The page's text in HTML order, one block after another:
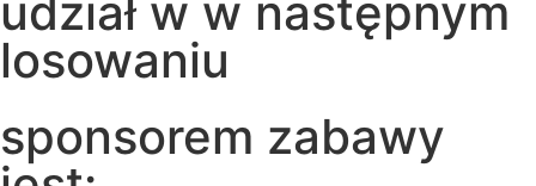
udział w w następnym
losowaniu
sponsorem zabawy